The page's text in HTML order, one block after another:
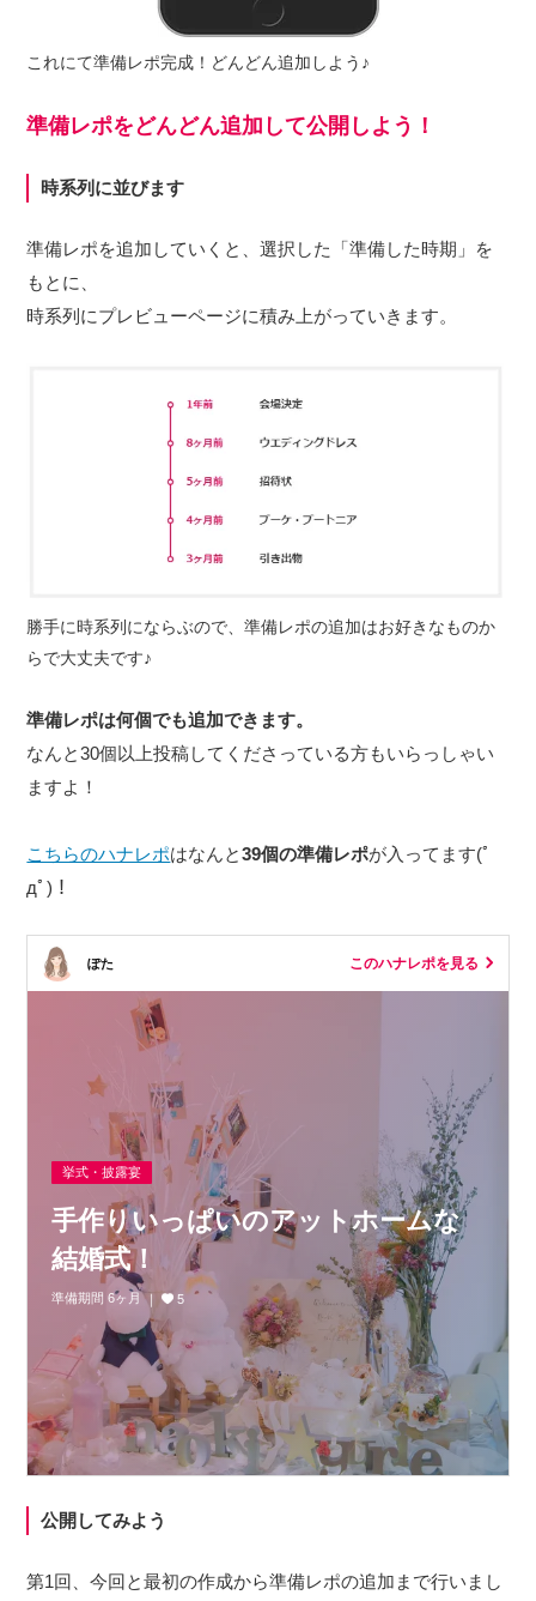
これにて準備レポ完成！どんどん追加しよう♪
準備レポをどんどん追加して公開しよう！
時系列に並びます
準備レポを追加していくと、選択した「準備した時期」を
もとに、
時系列にプレビューページに積み上がっていきます。
勝手に時系列にならぶので、準備レポの追加はお好きなものか
らで大丈夫です♪
準備レポは何個でも追加できます。
なんと30個以上投稿してくださっている方もいらっしゃい
ますよ！
こちらのハナレポはなんと39個の準備レポが入ってます(ﾟ
дﾟ)！
ぽた このハナレポを見る
挙式・披露宴
手作りいっぱいのアットホームな
結婚式！
準備期間 6ヶ月 5
公開してみよう
第1回、今回と最初の作成から準備レポの追加まで行いまし